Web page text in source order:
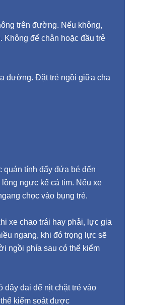
trên đường. Nếu không,
Không để chân hoặc đầu trẻ
đường. Đặt trẻ ngồi giữa cha
quán tính đẩy đứa bé đến
ngực kể cả tim. Nếu xe
chọc vào bụng trẻ.
xe chao trái hay phải, lực gia
ngang, khi đó trọng lực sẽ
ngồi phía sau có thể kiểm
dây đai để nịt chặt trẻ vào
kiểm soát được